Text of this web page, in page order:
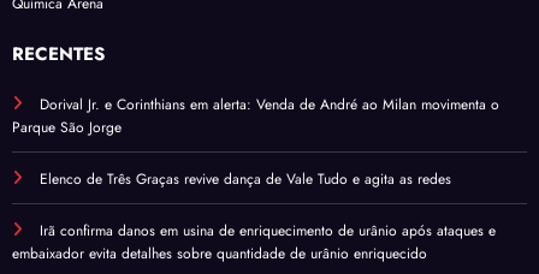
RECENTES
Dorival Jr. e Corinthians em alerta: Venda de André ao Milan movimenta o
Parque São Jorge
Elenco de Três Graças revive dança de Vale Tudo e agita as redes
Irã confirma danos em usina de enriquecimento de urânio após ataques e
embaixador evita detalhes sobre quantidade de urânio enriquecido